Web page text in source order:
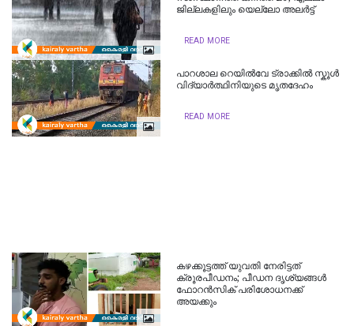
ജില്ലകളിലും യെല്ലോ അലർട്ട്
READ MORE
പാറശാല റെയിൽവേ ട്രാക്കിൽ സ്കൂൾ
വിദ്യാർത്ഥിനിയുടെ മൃതദേഹം
READ MORE
കഴക്കൂട്ടത്ത് യുവതി നേരിട്ടത്
ക്രൂരപീഡനം; പീഡന ദൃശ്യങ്ങൾ
ഫോറൻസിക് പരിശോധനക്ക്
അയക്കും